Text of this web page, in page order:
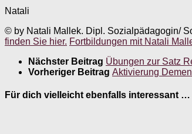
Natali
© by Natali Mallek. Dipl. Sozialpädagogin/
finden Sie hier. Fortbildungen mit Natali
Nächster Beitrag Übungen zur Satz
Vorheriger Beitrag Aktivierung
Für dich vielleicht ebenfalls interessant …